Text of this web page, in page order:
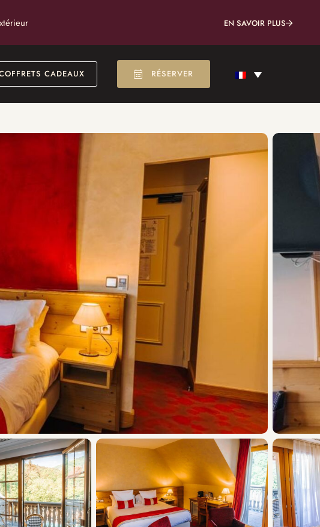
EN SAVOIR PLUS
CADEAUX RÉSERVER